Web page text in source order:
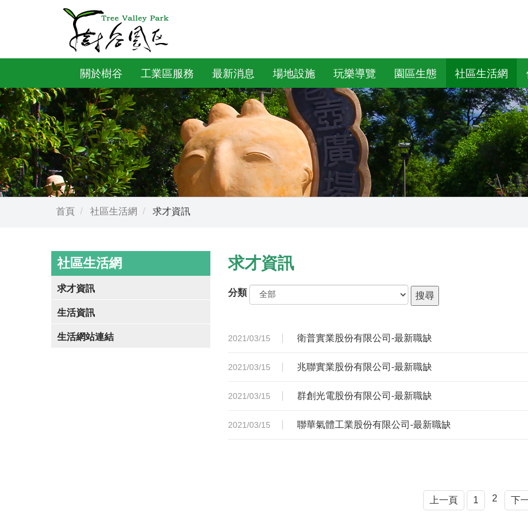
關於樹谷 工業區服務 最新消息 場地設施 玩樂導覽 園區生態 社區生活網
首頁 社區生活網 求才資訊
社區生活網
求才資訊
生活資訊
生活網站連結
求才資訊
分類
2021/03/15 衛普實業股份有限公司-最新職缺
2021/03/15 兆聯實業股份有限公司-最新職缺
2021/03/15 群創光電股份有限公司-最新職缺
2021/03/15 聯華氣體工業股份有限公司-最新職缺
上一頁 1 2 下